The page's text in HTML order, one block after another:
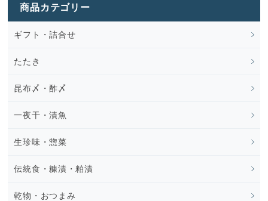
商品カテゴリー
ギフト・詰合せ
たたき
昆布〆・酢〆
一夜干・漬魚
生珍味・惣菜
伝統食・糠漬・粕漬
乾物・おつまみ